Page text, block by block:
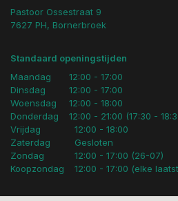
Pastoor Ossestraat 9
7627 PH, Bornerbroek
Standaard openingstijden
Maandag
Dinsdag
Woensdag
Donderdag
12:00 - 17:00
12:00 - 17:00
12:00 - 18:00
12:00 - 21:00 (17:30 -
Vrijdag
Zaterdag
Zondag
Koopzondag
12:00 - 18:00
Gesloten
12:00 - 17:00 (26-07)
12:00 - 17:00 (elke